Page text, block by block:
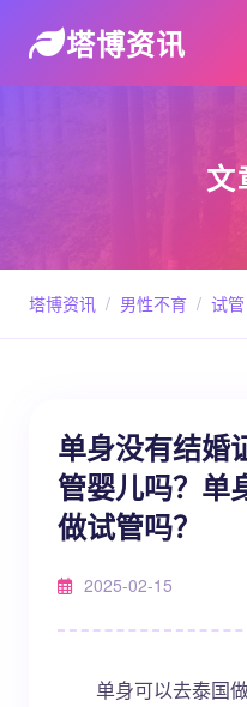
塔博资讯
文
塔博资讯 / 男性不育 / 试管
单身没有结婚
管婴儿吗？单
做试管吗？
2025-02-15
单身可以去泰国做